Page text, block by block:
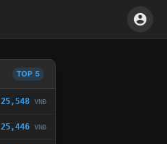
TOP 5
25,548 VNĐ
25,446 VNĐ